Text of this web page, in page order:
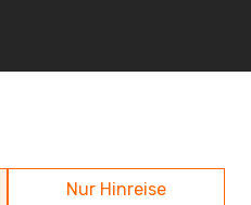
Nur Hinreise